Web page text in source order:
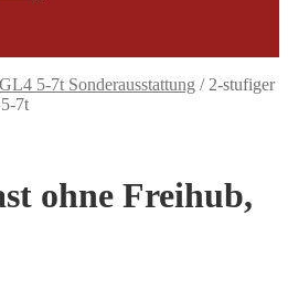
GL4 5-7t Sonderausstattung / 2-stufiger
7t
ohne Freihub,